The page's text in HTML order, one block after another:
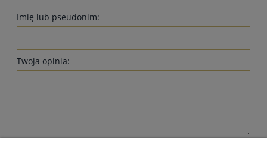
Imię lub pseudonim:
Twoja opinia: